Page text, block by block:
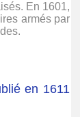
En 1601,
armés par
en 1611